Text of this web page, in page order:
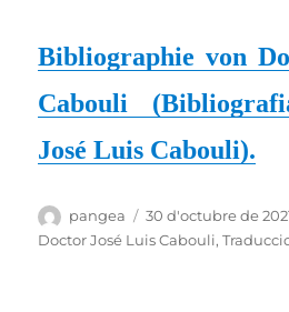
Bibliographie von
Cabouli (
José Luis Cabouli).
Autor
pangea
Publicat
el
30 d'octubre de
Doctor José Luis Cabouli,